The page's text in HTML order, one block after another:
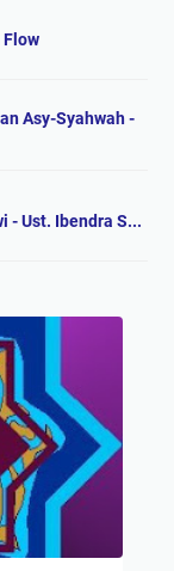
Flow
Asy-Syahwah -
- Ust. Ibendra S...